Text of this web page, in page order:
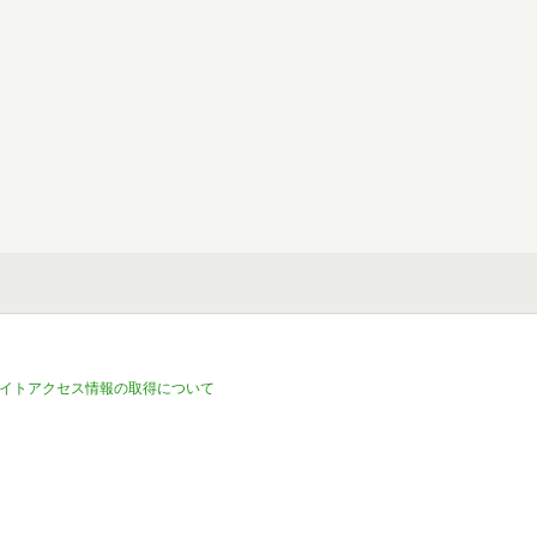
トアクセス情報の取得について